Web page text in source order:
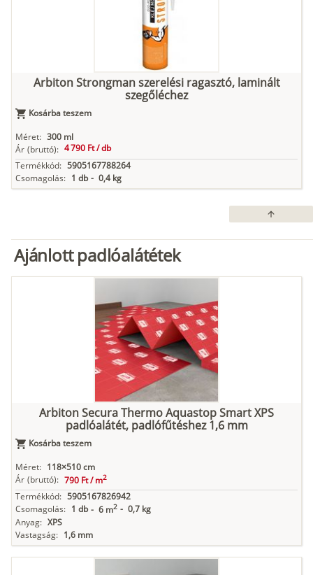
Arbiton Strongman szerelési ragasztó, laminált
szegőléchez
Kosárba teszem
Méret: 300 ml
Ár (bruttó): 4 790 Ft /db
Termékkód: 5905167788264
Csomagolás: 1 db - 0,4 kg
arrow_upward
Ajánlott padlóalátétek
Arbiton Secura Thermo Aquastop Smart XPS
padlóalátét, padlófűtéshez 1,6 mm
Kosárba teszem
Méret: 118×510 cm
Ár (bruttó): 790 Ft /m2
Termékkód: 5905167826942
Csomagolás: 1 db - 6 m2 - 0,7 kg
Anyag: XPS
Vastagság: 1,6 mm